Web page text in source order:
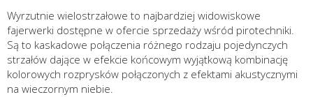
Wyrzutnie wielostrzałowe to najbardziej widowiskowe
fajerwerki dostępne w ofercie sprzedaży wśród pirotechniki.
Są to kaskadowe połączenia różnego rodzaju pojedynczych
strzałów dające w efekcie końcowym wyjątkową kombinację
kolorowych rozprysków połączonych z efektami akustycznymi
na wieczornym niebie.